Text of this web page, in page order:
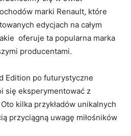
⁣marki Renault, które
edycjach na całym
oferuje ta popularna marka⁣
producentami.
Edition po futurystyczne
się eksperymentować z
kilka ⁢przykładów ⁣unikalnych
przyciągną uwagę miłośników‌